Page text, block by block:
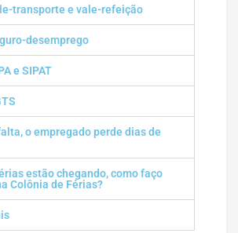
transporte e vale-refeição
desemprego
e SIPAT
o empregado perde dias de
estão chegando, como faço
Colônia de Férias?